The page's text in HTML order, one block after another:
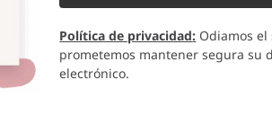
y almendras
Ver más
Política de privacidad: Odiamos el
prometemos mantener segura su
electrónico.